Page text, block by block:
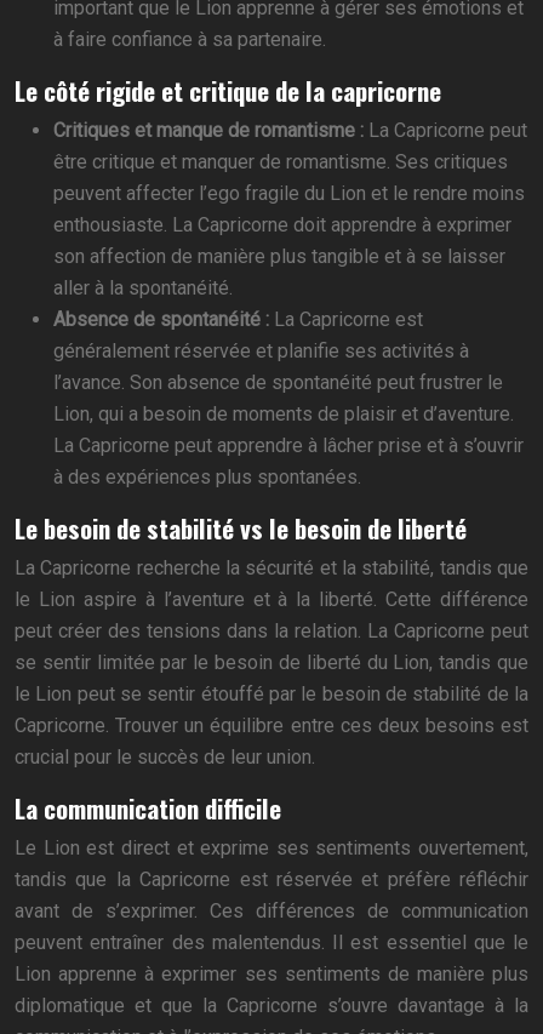
important que le Lion apprenne à gérer ses émotions et
à faire confiance à sa partenaire.
Le côté rigide et critique de la capricorne
Critiques et manque de romantisme : La Capricorne peut
être critique et manquer de romantisme. Ses critiques
peuvent affecter l’ego fragile du Lion et le rendre moins
enthousiaste. La Capricorne doit apprendre à exprimer
son affection de manière plus tangible et à se laisser
aller à la spontanéité.
Absence de spontanéité : La Capricorne est
généralement réservée et planifie ses activités à
l’avance. Son absence de spontanéité peut frustrer le
Lion, qui a besoin de moments de plaisir et d’aventure.
La Capricorne peut apprendre à lâcher prise et à s’ouvrir
à des expériences plus spontanées.
Le besoin de stabilité vs le besoin de liberté
La Capricorne recherche la sécurité et la stabilité, tandis que
le Lion aspire à l’aventure et à la liberté. Cette différence
peut créer des tensions dans la relation. La Capricorne peut
se sentir limitée par le besoin de liberté du Lion, tandis que
le Lion peut se sentir étouffé par le besoin de stabilité de la
Capricorne. Trouver un équilibre entre ces deux besoins est
crucial pour le succès de leur union.
La communication difficile
Le Lion est direct et exprime ses sentiments ouvertement,
tandis que la Capricorne est réservée et préfère réfléchir
avant de s’exprimer. Ces différences de communication
peuvent entraîner des malentendus. Il est essentiel que le
Lion apprenne à exprimer ses sentiments de manière plus
diplomatique et que la Capricorne s’ouvre davantage à la